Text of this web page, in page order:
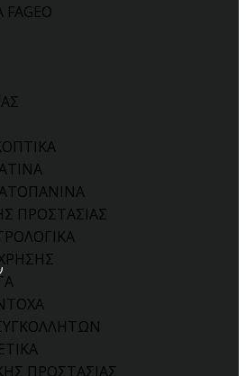
ΠΡΟΣΤΑΣΙΑΣ
ΠΡΟΣΤΑΣΙΑΣ